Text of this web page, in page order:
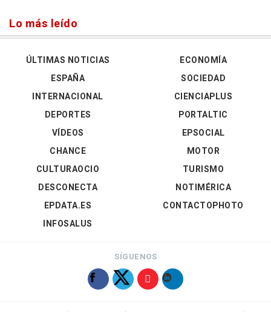
Lo más leído
ÚLTIMAS NOTICIAS
ESPAÑA
INTERNACIONAL
DEPORTES
VÍDEOS
ECONOMÍA
SOCIEDAD
CIENCIAPLUS
PORTALTIC
EPSOCIAL
CHANCE
CULTURAOCIO
DESCONECTA
EPDATA.ES
INFOSALUS
MOTOR
TURISMO
NOTIMÉRICA
CONTACTOPHOTO
SÍGUENOS